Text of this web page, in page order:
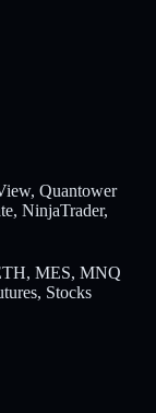
Quantower
NinjaTrader,
MES, MNQ
Stocks